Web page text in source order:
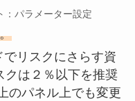
：パラメーター設定
リスクにさらす資
クは２％以下を推奨
のパネル上でも変更